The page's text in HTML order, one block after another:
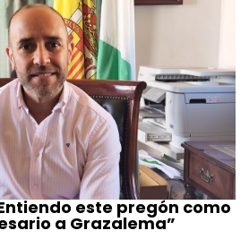
este pregón como
a Grazalema”